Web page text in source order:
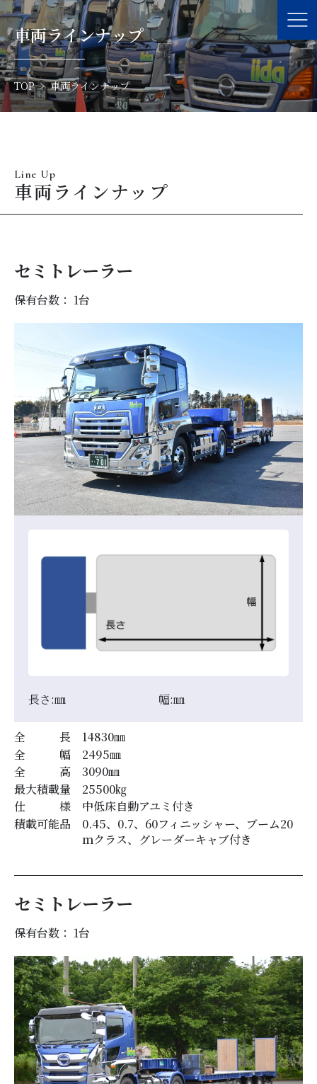
車両ラインナップ
TOP 車両ラインナップ
Line Up
車両ラインナップ
セミトレーラー
保有台数： 1台
全 長 14830㎜
全 幅
2495㎜
全 高
3090㎜
最大積載量
25500㎏
仕 様
中低床自動アユミ付き
積載可能品
0.45、0.7、60フィニッシャー、ブーム20
ｍクラス、グレーダーキャブ付き
長さ:㎜ 幅:㎜
セミトレーラー
保有台数： 1台